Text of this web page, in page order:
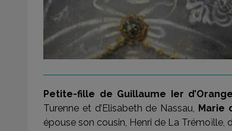
Petite-fille de Guillaume Ier d’Orange
Turenne et d’Elisabeth de Nassau, Marie
épouse son cousin, Henri de La Trémoïlle,